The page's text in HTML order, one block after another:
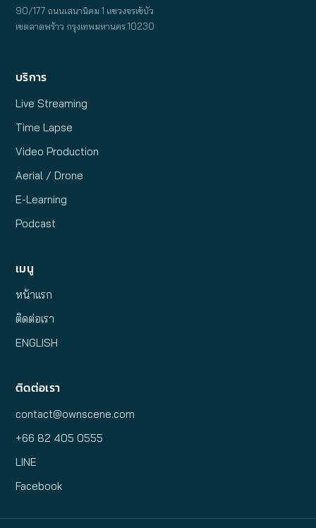
90/177 ถนนเสนานิคม 1 แขวงจรเข้บัว
เขตลาดพร้าว กรุงเทพมหานคร 10230
บริการ
Live Streaming
Time Lapse
Video Production
Aerial / Drone
E-Learning
Podcast
เมนู
หน้าแรก
ติดต่อเรา
ENGLISH
ติดต่อเรา
contact@ownscene.com
+66 82 405 0555
LINE
Facebook